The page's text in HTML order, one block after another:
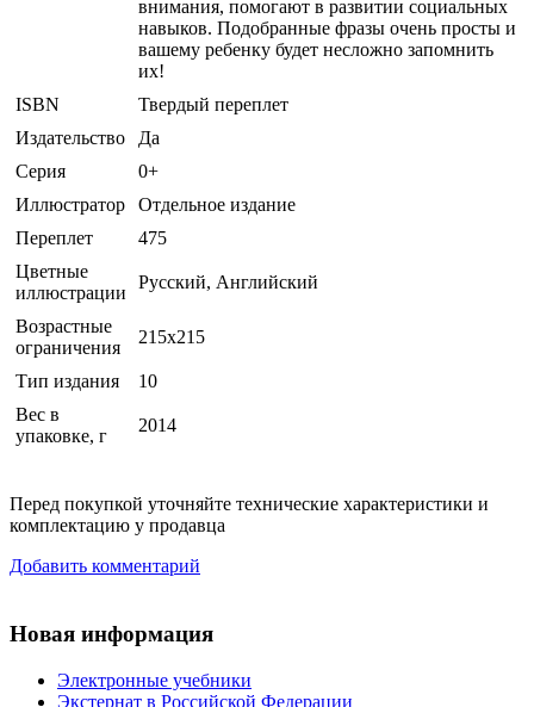
внимания, помогают в развитии социальных
навыков. Подобранные фразы очень просты и
вашему ребенку будет несложно запомнить
их!
ISBN
Твердый переплет
Издательство
Да
Серия
0+
Иллюстратор
Отдельное издание
Переплет
475
Цветные
иллюстрации
Русский, Английский
Возрастные
ограничения
215x215
Тип издания
10
Вес в
упаковке, г
2014
Перед покупкой уточняйте технические характеристики и
комплектацию у продавца
Добавить комментарий
Новая информация
Электронные учебники
Экстернат в Российской Федерации